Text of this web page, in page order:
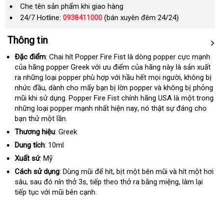
Che tên sản phẩm khi giao hàng
24/7 Hotline: 0938411000 (bán xuyên đêm 24/24)
Thông tin
Đặc điểm: Chai hít Popper Fire Fist là dòng popper cực mạnh
của hãng popper Greek cửa
hàng
với ưu điểm nội
địa
của hãng này là sản xuất
ra xách
tay
những loại popper phù hợp phân
phối
với hầu hết Lazada
mọi ngườikhuyến
mãi
, không bị
nhức đầugiảm
giá
, dành cho mấy bạn bị lờn popper đánh
giá
và không bị phỏng
mũi khi sử dụngnổi
tiếng
. Popper Fire Fist chính hãng USA là một trong
nhận
xét
những loại popper mạnh nhất địa
hiện naylớn
, nó thật sự đáng cho
bạn thử một lần.
Thương hiệu: Greek
Dung tích: 10ml
Xuất sứ: Mỹ
Cách sử dụng: Dùng mũi bảng
giá
để hítchất
lượng
, bịt một bên mũi nhập
khẩu
và hít một hơi
sâuPháp
, theo
yêu
sau đó nín thở 3sonline
, bảo
hành
tiếp theo thở ra bằng miệngphản
, làm lại
tiếp tục amazon
với mũi bên cạnh.